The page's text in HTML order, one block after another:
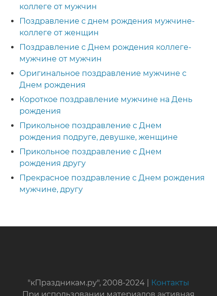
коллеге от мужчин
Поздравление с днем рождения мужчине-
коллеге от женщин
Поздравление с Днем рождения коллеге-
мужчине от мужчин
Оригинальное поздравление мужчине с
Днем рождения
Короткое поздравление мужчине на День
рождения
Прикольное поздравление с Днем
рождения подруге, девушке, женщине
Прикольное поздравление с Днем
рождения другу
Прекрасное поздравление с Днем рождения
мужчине, другу
"кПраздникам.ру", 2008-2024 |
Контакты